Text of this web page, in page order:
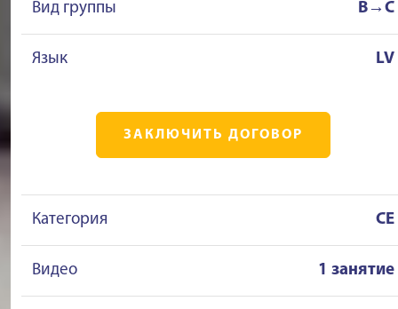
Вид группы B→C
Язык LV
ЗАКЛЮЧИТЬ ДОГОВОР
Категория CE
Видео 1 занятие